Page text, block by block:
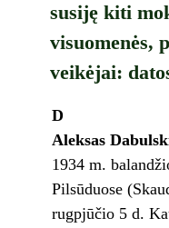
susiję kiti
visuomenės,
veikėjai:
D
Aleksas
1934 m.
Pilsūduose
rugpjūčio 5 d.